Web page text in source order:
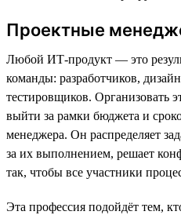
Проектные
Любой ИТ-продукт — это
команды: разработчиков,
тестировщиков. Организовать
выйти за рамки бюджета и
менеджера. Он распределяет
за их выполнением, решает
так, чтобы все участники
Эта профессия подойдёт тем,